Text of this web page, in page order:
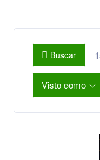
Buscar
Visto como